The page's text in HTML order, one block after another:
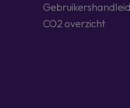
CO2 overzicht